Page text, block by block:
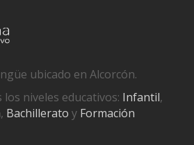
ubicado en Alcorcón.
niveles educativos: Infantil,
, Bachillerato y Formación